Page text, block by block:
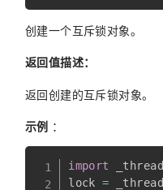
创建一个互斥锁对象。
返回值描述：
返回创建的互斥锁对象。
示例 ：
import
_thread
lock = _thread